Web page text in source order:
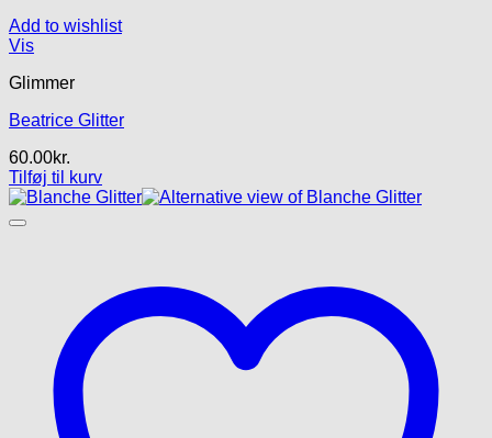
Add to wishlist
Vis
Glimmer
Beatrice Glitter
60.00kr.
Tilføj til kurv